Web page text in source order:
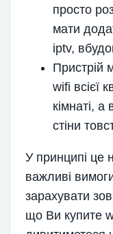
просто
мати
iptv,
Пристрій
wifi всієї
кімнаті,
стіни
У принципі це
важливі
зарахувати
що Ви купите